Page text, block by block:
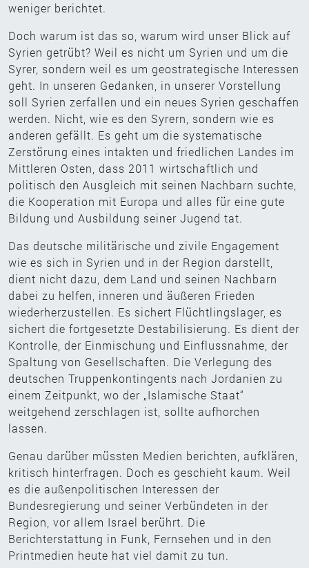
weniger berichtet.
Doch warum ist das so, warum wird unser Blick auf
Syrien getrübt? Weil es nicht um Syrien und um die
Syrer, sondern weil es um geostrategische Interessen
geht. In unseren Gedanken, in unserer Vorstellung
soll Syrien zerfallen und ein neues Syrien geschaffen
werden. Nicht, wie es den Syrern, sondern wie es
anderen gefällt. Es geht um die systematische
Zerstörung eines intakten und friedlichen Landes im
Mittleren Osten, dass 2011 wirtschaftlich und
politisch den Ausgleich mit seinen Nachbarn suchte,
die Kooperation mit Europa und alles für eine gute
Bildung und Ausbildung seiner Jugend tat.
Das deutsche militärische und zivile Engagement
wie es sich in Syrien und in der Region darstellt,
dient nicht dazu, dem Land und seinen Nachbarn
dabei zu helfen, inneren und äußeren Frieden
wiederherzustellen. Es sichert Flüchtlingslager, es
sichert die fortgesetzte Destabilisierung. Es dient der
Kontrolle, der Einmischung und Einflussnahme, der
Spaltung von Gesellschaften. Die Verlegung des
deutschen Truppenkontingents nach Jordanien zu
einem Zeitpunkt, wo der „Islamische Staat“
weitgehend zerschlagen ist, sollte aufhorchen
lassen.
Genau darüber müssten Medien berichten, aufklären,
kritisch hinterfragen. Doch es geschieht kaum. Weil
es die außenpolitischen Interessen der
Bundesregierung und seiner Verbündeten in der
Region, vor allem Israel berührt. Die
Berichterstattung in Funk, Fernsehen und in den
Printmedien heute hat viel damit zu tun.